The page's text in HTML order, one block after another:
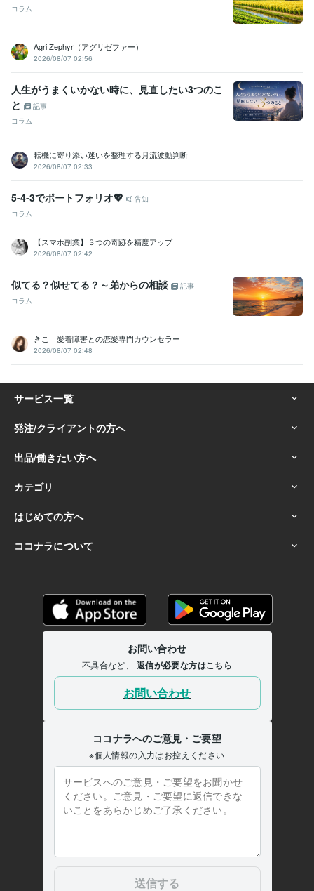
コラム
Agri Zephyr（アグリゼファー）
2026/08/07 02:56
人生がうまくいかない時に、見直したい3つのこ
と
記事
コラム
転機に寄り添い迷いを整理する月流波動判断
2026/08/07 02:33
5-4-3でポートフォリオ💖
告知
コラム
【スマホ副業】３つの奇跡を精度アップ
2026/08/07 02:42
似てる？似せてる？～弟からの相談
記事
コラム
きこ｜愛着障害との恋愛専門カウンセラー
2026/08/07 02:48